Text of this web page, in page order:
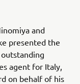
and
presented the
agent for Italy,
on behalf of his